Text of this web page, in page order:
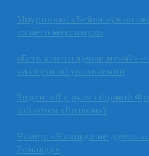
Моуринью: «Бейла нужно
из него максимум»
«Есть кто-то лучше меня?»
на слухи об увольнении
Зидан: «Я у руля сборной
займётся «Реалом»?
Нойер: «Никогда не думал
Роналду»